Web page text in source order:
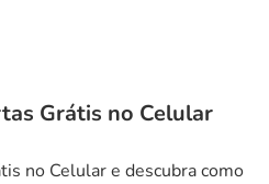
Grátis no Celular
no Celular e descubra como